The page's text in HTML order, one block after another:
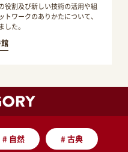
役割及び新しい技術の活用や組
トワークのありかたについて、
した。
# 自然 #古典